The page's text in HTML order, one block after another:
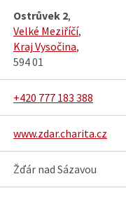
Ostrůvek 2,
Velké Meziříčí,
Kraj Vysočina,
594 01
+420 777 183 388
www.zdar.charita.cz
Žďár nad Sázavou